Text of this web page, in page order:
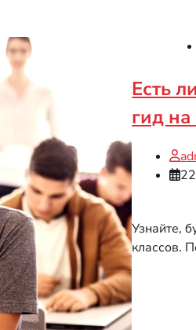
Есть
гид
Узнайте,
классов.